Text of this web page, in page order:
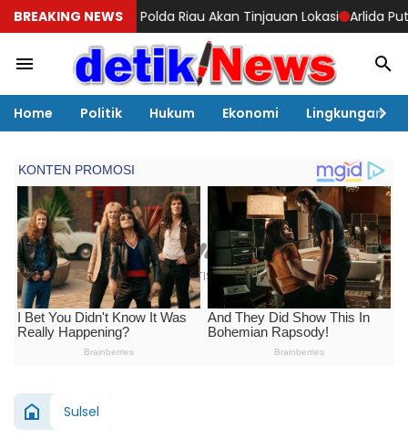
BREAKING NEWS
Riau Akan Tinjauan Lokasi Arlida Putri & SUKENI cs Siap
Home Politik Hukum Ekonomi Lingkungan
Sulsel